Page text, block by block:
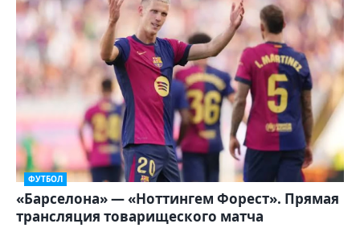
ФУТБОЛ
«Барселона» — «Ноттингем Форест». Прямая
трансляция товарищеского матча